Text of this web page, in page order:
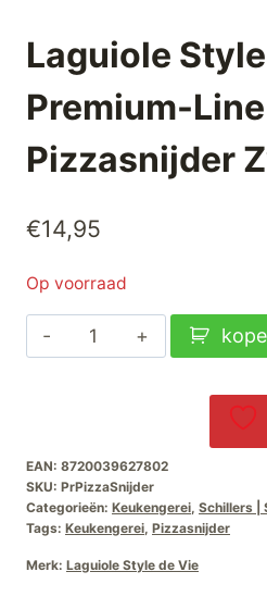
Laguiole
Premium-Line
Pizzasnijder
€14,95
Op voorraad
Laguiole
Style-
Line
Pizzasnijder
Zwart
aantal
EAN: 8720039627802
SKU: PrPizzaSnijder
Categorieën: Keukengerei, Schillers |
Tags: Keukengerei, Pizzasnijder
Merk: Laguiole Style de Vie